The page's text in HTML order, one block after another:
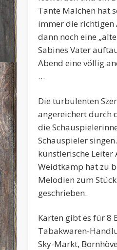
Tante Malchen hat
immer die richtigen
dann noch eine
Sabines Vater
Abend eine völlig
…
Die turbulenten
angereichert durch
die
Schauspieler
künstlerische Leiter
Weidtkamp hat zu
Melodien zum
geschrieben.
Karten gibt es für 8
Tabakwaren-
Sky-Markt,